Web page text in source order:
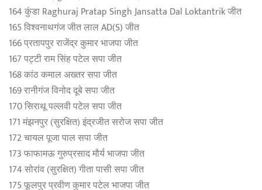
164 कुंडा Raghuraj Pratap Singh Jansatta Dal Loktantrik जीत
165 विश्वनाथगंज जीत लाल AD(S) जीत
166 प्रतापपुर राजेंद्र कुमार भाजपा जीत
167 पट्टी राम सिंह पटेल सपा जीत
168 कांठ कमाल अख्‍तर सपा जीत
169 रानीगंज विनोद दूबे सपा जीत
170 सिराथू पल्लवी पटेल सपा जीत
171 मंझनपुर (सुरक्षित) इंद्रजीत सरोज सपा जीत
172 चायल पूजा पाल सपा जीत
173 फाफामऊ गुरुप्रसाद मौर्य भाजपा जीत
174 सोरांव (सुरक्षित) गीता पासी सपा जीत
175 फूलपुर प्रवीण कुमार पटेल भाजपा जीत